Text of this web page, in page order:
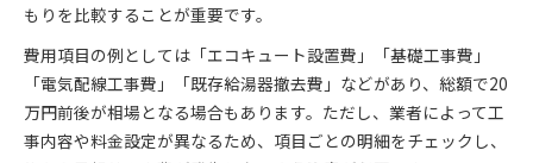
もりを比較することが重要です。
費用項目の例としては「エコキュート設置費」「基礎工事費」
「電気配線工事費」「既存給湯器撤去費」などがあり、総額で20
万円前後が相場となる場合もあります。ただし、業者によって工
事内容や料金設定が異なるため、項目ごとの明細をチェックし、